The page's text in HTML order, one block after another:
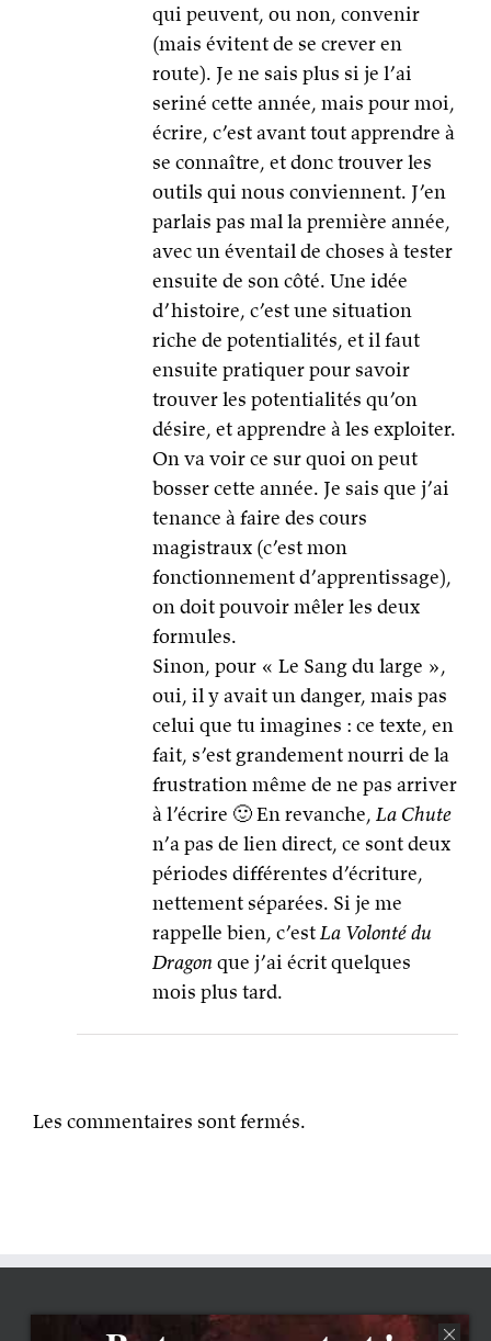
qui peuvent, ou non, convenir
(mais évitent de se crever en
route). Je ne sais plus si je l’ai
seriné cette année, mais pour moi,
écrire, c’est avant tout apprendre à
se connaître, et donc trouver les
outils qui nous conviennent. J’en
parlais pas mal la première année,
avec un éventail de choses à tester
ensuite de son côté. Une idée
d’histoire, c’est une situation
riche de potentialités, et il faut
ensuite pratiquer pour savoir
trouver les potentialités qu’on
désire, et apprendre à les exploiter.
On va voir ce sur quoi on peut
bosser cette année. Je sais que j’ai
tenance à faire des cours
magistraux (c’est mon
fonctionnement d’apprentissage),
on doit pouvoir mêler les deux
formules.
Sinon, pour « Le Sang du large »,
oui, il y avait un danger, mais pas
celui que tu imagines : ce texte, en
fait, s’est grandement nourri de la
frustration même de ne pas arriver
à l’écrire 🙂 En revanche, La Chute
n’a pas de lien direct, ce sont deux
périodes différentes d’écriture,
nettement séparées. Si je me
rappelle bien, c’estLa Volonté du
Dragonque j’ai écrit quelques
mois plus tard.
Les commentaires sont fermés.